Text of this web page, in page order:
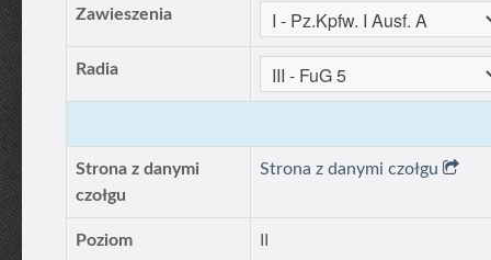
Zawieszenia
Radia
Strona z danymi
czołgu
Strona z danymi czołgu
Poziom